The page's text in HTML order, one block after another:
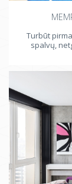
Turbūt
spalvų,